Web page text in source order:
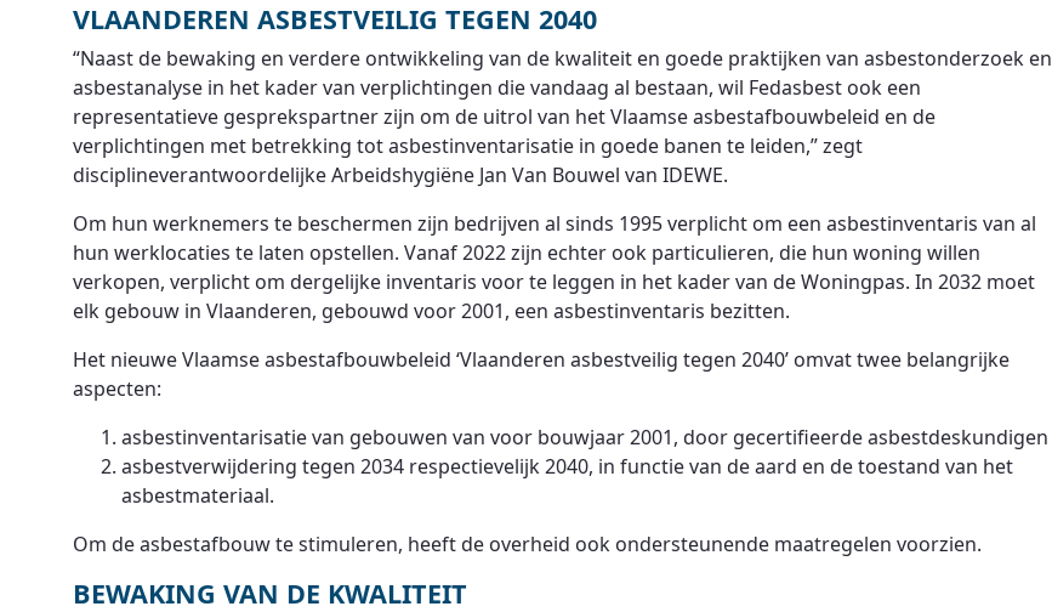
VLAANDEREN ASBESTVEILIG TEGEN 2040
“Naast de bewaking en verdere ontwikkeling van de kwaliteit en goede praktijken van asbestonderzoek en
asbestanalyse in het kader van verplichtingen die vandaag al bestaan, wil Fedasbest ook een
representatieve gesprekspartner zijn om de uitrol van het Vlaamse asbestafbouwbeleid en de
verplichtingen met betrekking tot asbestinventarisatie in goede banen te leiden,” zegt
disciplineverantwoordelijke Arbeidshygiëne Jan Van Bouwel van IDEWE.
Om hun werknemers te beschermen zijn bedrijven al sinds 1995 verplicht om een asbestinventaris van al
hun werklocaties te laten opstellen. Vanaf 2022 zijn echter ook particulieren, die hun woning willen
verkopen, verplicht om dergelijke inventaris voor te leggen in het kader van de Woningpas. In 2032 moet
elk gebouw in Vlaanderen, gebouwd voor 2001, een asbestinventaris bezitten.
Het nieuwe Vlaamse asbestafbouwbeleid ‘Vlaanderen asbestveilig tegen 2040’ omvat twee belangrijke
aspecten:
asbestinventarisatie van gebouwen van voor bouwjaar 2001, door gecertifieerde asbestdeskundigen
asbestverwijdering tegen 2034 respectievelijk 2040, in functie van de aard en de toestand van het
asbestmateriaal.
Om de asbestafbouw te stimuleren, heeft de overheid ook ondersteunende maatregelen voorzien.
BEWAKING VAN DE KWALITEIT